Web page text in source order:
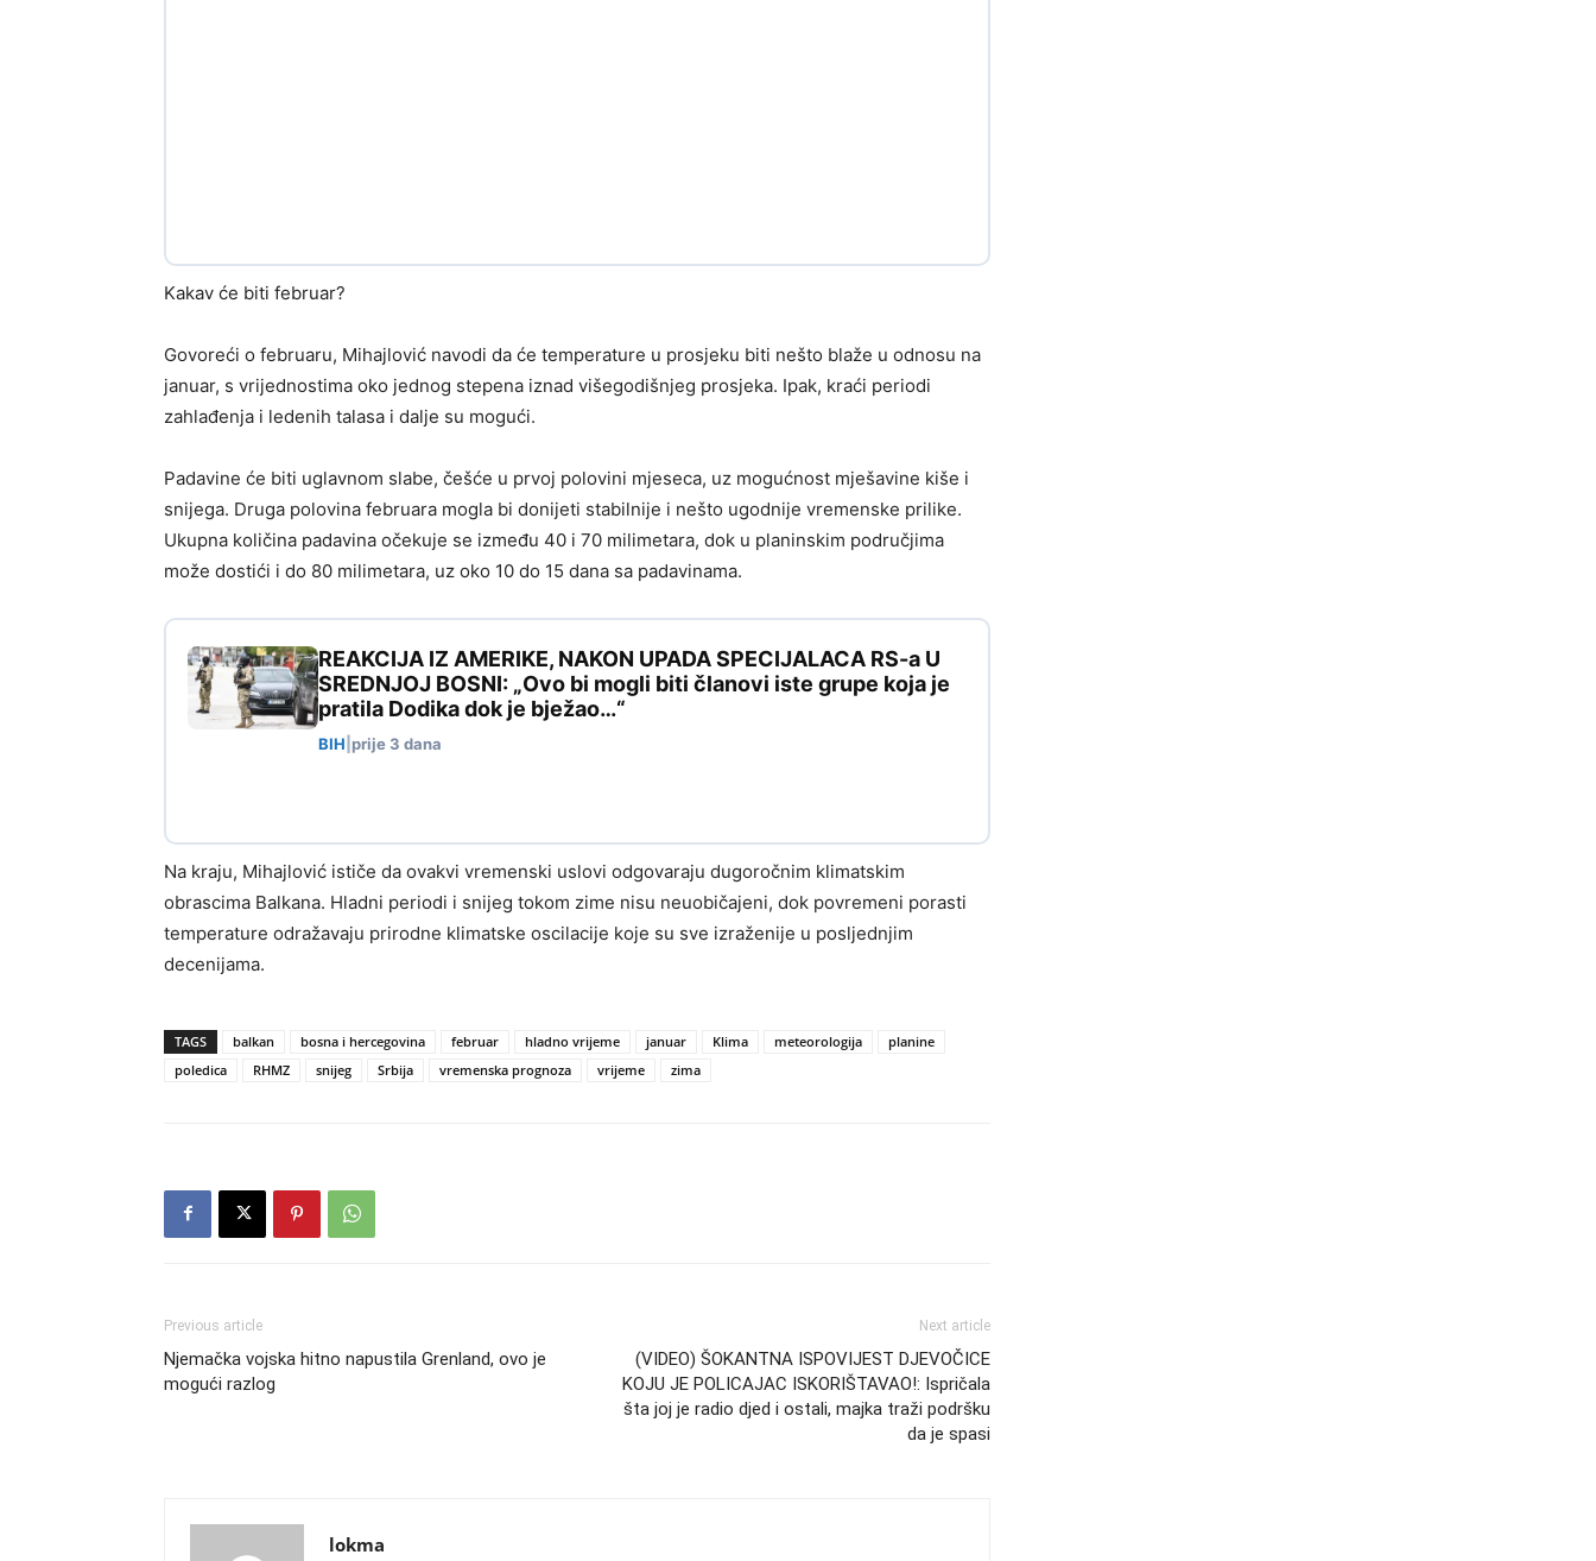
Kakav će biti februar?
Govoreći o februaru, Mihajlović navodi da će temperature u prosjeku biti nešto blaže u odnosu na
januar, s vrijednostima oko jednog stepena iznad višegodišnjeg prosjeka. Ipak, kraći periodi
zahlađenja i ledenih talasa i dalje su mogući.
Padavine će biti uglavnom slabe, češće u prvoj polovini mjeseca, uz mogućnost mješavine kiše i
snijega. Druga polovina februara mogla bi donijeti stabilnije i nešto ugodnije vremenske prilike.
Ukupna količina padavina očekuje se između 40 i 70 milimetara, dok u planinskim područjima
može dostići i do 80 milimetara, uz oko 10 do 15 dana sa padavinama.
REAKCIJA IZ AMERIKE, NAKON UPADA SPECIJALACA RS-a U
SREDNJOJ BOSNI: „Ovo bi mogli biti članovi iste grupe koja je
pratila Dodika dok je bježao…“
BIH prije 3 dana
Na kraju, Mihajlović ističe da ovakvi vremenski uslovi odgovaraju dugoročnim klimatskim
obrascima Balkana. Hladni periodi i snijeg tokom zime nisu neuobičajeni, dok povremeni porasti
temperature odražavaju prirodne klimatske oscilacije koje su sve izraženije u posljednjim
decenijama.
TAGS balkan bosna i hercegovina februar hladno vrijeme januar Klima meteorologija
planine
poledica
RHMZ snijeg Srbija vremenska prognoza vrijeme zima
Previous article
Njemačka vojska hitno napustila Grenland, ovo je
mogući razlog
Next article
(VIDEO) ŠOKANTNA ISPOVIJEST DJEVOČICE
KOJU JE POLICAJAC ISKORIŠTAVAO!: Ispričala
šta joj je radio djed i ostali, majka traži podršku
da je spasi
lokma